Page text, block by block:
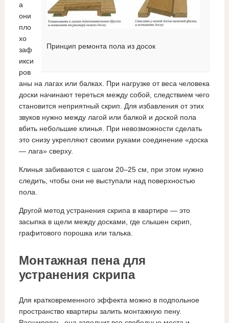
Принцип ремонта пола из досок
а
они
пло
хо
заф
икси
ров
аны на лагах или балках. При нагрузке от веса человека
доски начинают тереться между собой, следствием чего
становится неприятный скрип. Для избавления от этих
звуков нужно между лагой или балкой и доской пола
вбить небольшие клинья. При невозможности сделать
это снизу укрепляют своими руками соединение «доска
— лага» сверху.
Клинья забиваются с шагом 20–25 см, при этом нужно
следить, чтобы они не выступали над поверхностью
пола.
Другой метод устранения скрипа в квартире — это
засыпка в щели между досками, где слышен скрип,
графитового порошка или талька.
Монтажная пена для
устранения скрипа
Для кратковременного эффекта можно в подпольное
пространство квартиры залить монтажную пену.